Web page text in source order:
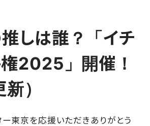
法
て しは誰？「イチ
2025」開催！
）
ー東京を応援いただきありがとう